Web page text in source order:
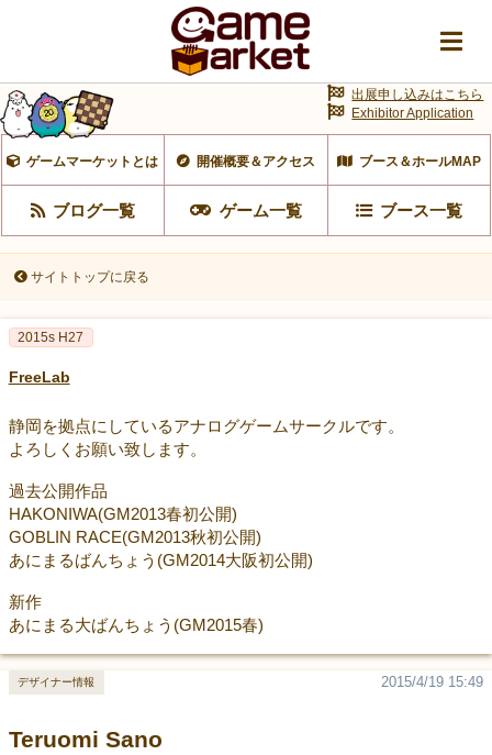
ゲームマーケットとは 開催概要＆アクセス ブース＆ホールMAP
ブログ一覧 ゲーム一覧 ブース一覧
出展申し込みはこちら
Exhibitor Application
サイトトップに戻る
2015s H27
FreeLab
静岡を拠点にしているアナログゲームサークルです。
よろしくお願い致します。
過去公開作品
HAKONIWA(GM2013春初公開)
GOBLIN RACE(GM2013秋初公開)
あにまるばんちょう(GM2014大阪初公開)
新作
あにまる大ばんちょう(GM2015春)
Teruomi Sano
2015/4/19 15:49
デザイナー情報